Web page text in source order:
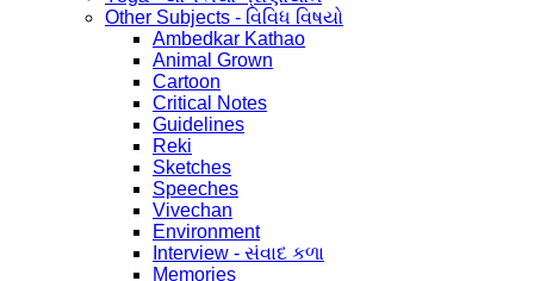
Other Subjects - વિવિધ વિષયો
Ambedkar Kathao
Animal Grown
Cartoon
Critical Notes
Guidelines
Reki
Sketches
Speeches
Vivechan
Environment
Interview - સંવાદ કળા
Memories